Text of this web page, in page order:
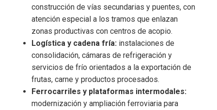
construcción de vías secundarias y puentes, con
atención especial a los tramos que enlazan
zonas productivas con centros de acopio.
Logística y cadena fría: instalaciones de
consolidación, cámaras de refrigeración y
servicios de frío orientados a la exportación de
frutas, carne y productos procesados.
Ferrocarriles y plataformas intermodales:
modernización y ampliación ferroviaria para